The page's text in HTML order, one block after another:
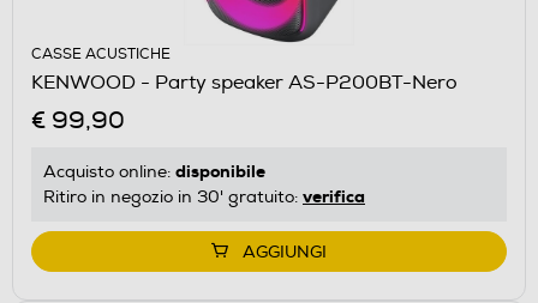
CASSE ACUSTICHE
KENWOOD - Party speaker AS-P200BT-Nero
€ 99,90
Acquisto online: disponibile
Ritiro in negozio in 30' gratuito: verifica
AGGIUNGI